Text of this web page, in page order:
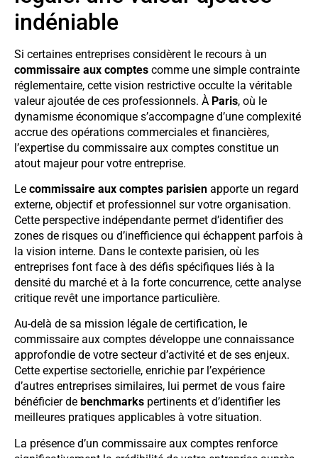
indéniable
Si certaines entreprises considèrent le recours à un
commissaire aux comptes comme une simple contrainte
réglementaire, cette vision restrictive occulte la véritable
valeur ajoutée de ces professionnels. À Paris, où le
dynamisme économique s’accompagne d’une complexité
accrue des opérations commerciales et financières,
l’expertise du commissaire aux comptes constitue un
atout majeur pour votre entreprise.
Le commissaire aux comptes parisien apporte un regard
externe, objectif et professionnel sur votre organisation.
Cette perspective indépendante permet d’identifier des
zones de risques ou d’inefficience qui échappent parfois à
la vision interne. Dans le contexte parisien, où les
entreprises font face à des défis spécifiques liés à la
densité du marché et à la forte concurrence, cette analyse
critique revêt une importance particulière.
Au-delà de sa mission légale de certification, le
commissaire aux comptes développe une connaissance
approfondie de votre secteur d’activité et de ses enjeux.
Cette expertise sectorielle, enrichie par l’expérience
d’autres entreprises similaires, lui permet de vous faire
bénéficier de benchmarks pertinents et d’identifier les
meilleures pratiques applicables à votre situation.
La présence d’un commissaire aux comptes renforce